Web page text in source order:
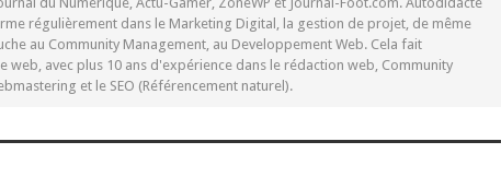
régulièrement dans le Marketing Digital, la gestion de projet, de même
au Community Management, au Developpement Web. Cela fait
web, avec plus 10 ans d'expérience dans le rédaction web, Community
et le SEO (Référencement naturel).